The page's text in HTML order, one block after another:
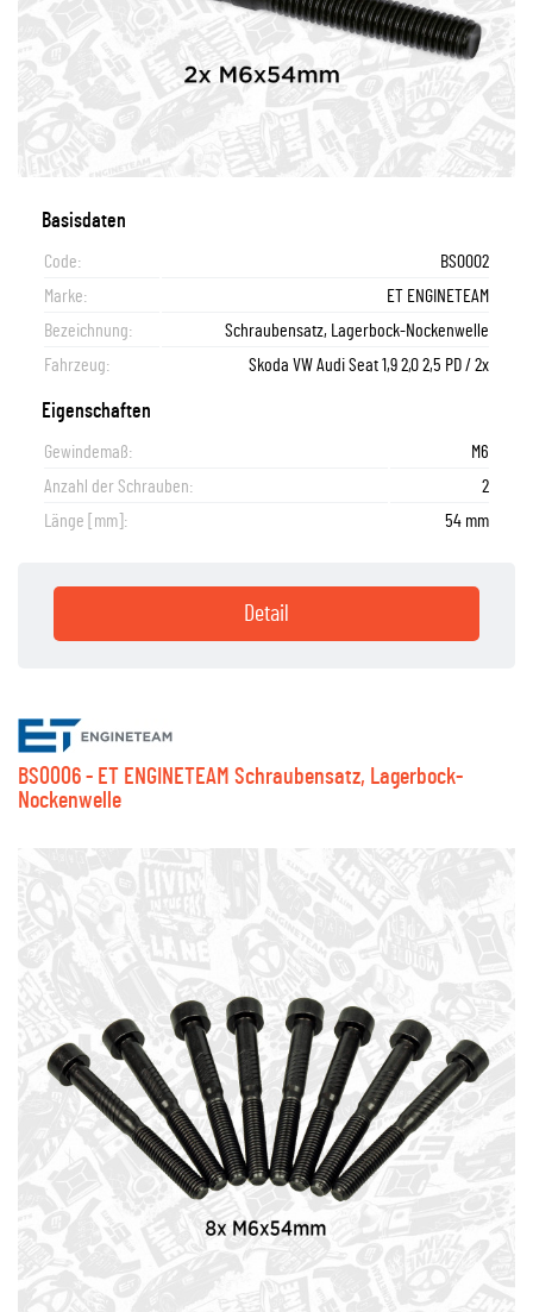
Basisdaten
Code:
BS0002
Marke:
ET ENGINETEAM
Bezeichnung:
Schraubensatz, Lagerbock-Nockenwelle
Fahrzeug:
Skoda VW Audi Seat 1,9 2,0 2,5 PD / 2x
Eigenschaften
Gewindemaß:
M6
Anzahl der Schrauben:
2
Länge [mm]:
54 mm
Detail
BS0006 - ET ENGINETEAM Schraubensatz, Lagerbock-
Nockenwelle